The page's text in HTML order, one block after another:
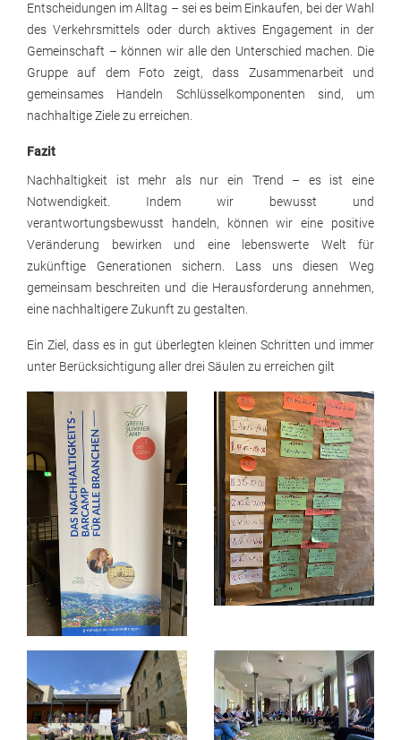
Entscheidungen im Alltag – sei es beim Einkaufen, bei der Wahl
des Verkehrsmittels oder durch aktives Engagement in der
Gemeinschaft – können wir alle den Unterschied machen. Die
Gruppe auf dem Foto zeigt, dass Zusammenarbeit und
gemeinsames Handeln Schlüsselkomponenten sind, um
nachhaltige Ziele zu erreichen.
Fazit
Nachhaltigkeit ist mehr als nur ein Trend – es ist eine
Notwendigkeit. Indem wir bewusst und
verantwortungsbewusst handeln, können wir eine positive
Veränderung bewirken und eine lebenswerte Welt für
zukünftige Generationen sichern. Lass uns diesen Weg
gemeinsam beschreiten und die Herausforderung annehmen,
eine nachhaltigere Zukunft zu gestalten.
Ein Ziel, dass es in gut überlegten kleinen Schritten und immer
unter Berücksichtigung aller drei Säulen zu erreichen gilt